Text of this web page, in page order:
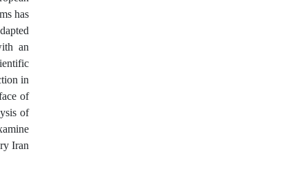
has
an
in
of
of
Iran